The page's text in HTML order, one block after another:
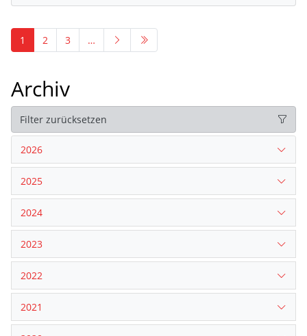
1 2 3 …
Archiv
Filter zurücksetzen
2026
2025
2024
2023
2022
2021